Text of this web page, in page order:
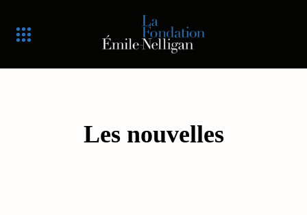
Les nouvelles